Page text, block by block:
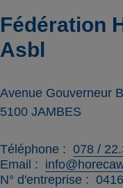
Fédération
Asbl
Avenue Gouverneur
5100 JAMBES
Téléphone
078 /
Email
N° d'entreprise